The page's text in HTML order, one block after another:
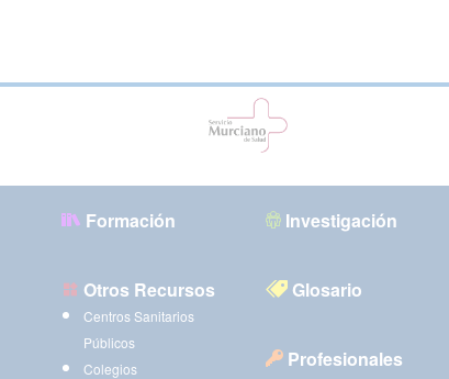
Formación Investigación
Otros Recursos
Centros Sanitarios
Públicos
Colegios
Glosario
Profesionales